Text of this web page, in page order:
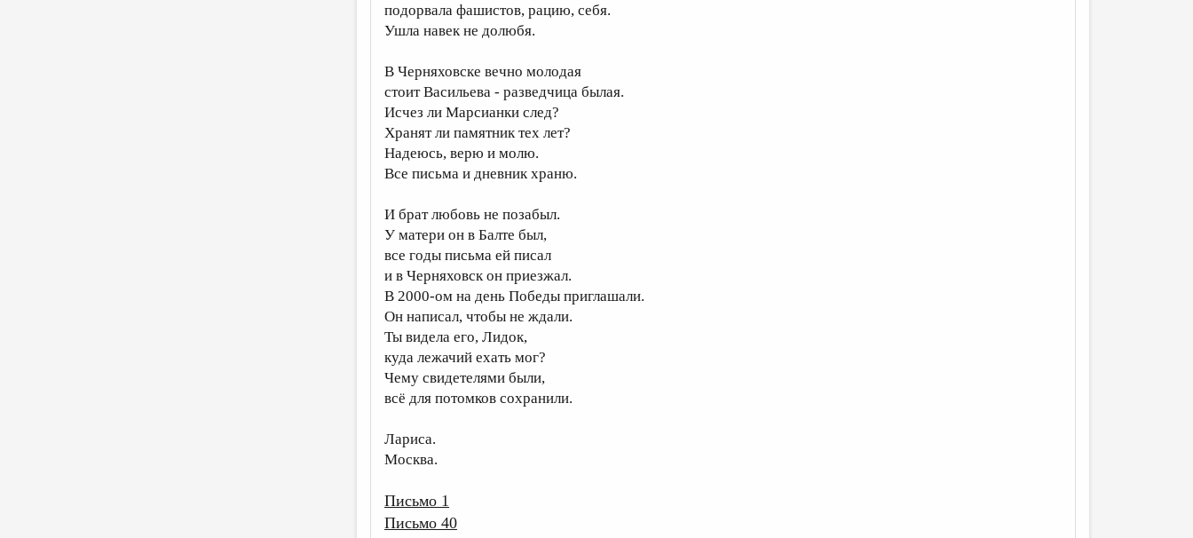
подорвала фашистов, рацию, себя.
Ушла навек не долюбя.
В Черняховске вечно молодая
стоит Васильева - разведчица былая.
Исчез ли Марсианки след?
Хранят ли памятник тех лет?
Надеюсь, верю и молю.
Все письма и дневник храню.
И брат любовь не позабыл.
У матери он в Балте был,
все годы письма ей писал
и в Черняховск он приезжал.
В 2000-ом на день Победы приглашали.
Он написал, чтобы не ждали.
Ты видела его, Лидок,
куда лежачий ехать мог?
Чему свидетелями были,
всё для потомков сохранили.
Лариса.
Москва.
Письмо 1
Письмо 40